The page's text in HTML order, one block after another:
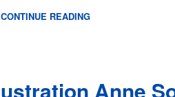
CONTINUE READING